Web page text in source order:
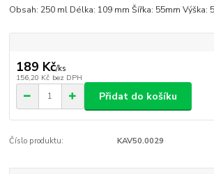
Obsah: 250 ml Délka: 109 mm Šířka: 55mm Výška:
189 Kč/ks
156,20 Kč bez DPH
Přidat do košíku
Číslo produktu: KAV50.0029